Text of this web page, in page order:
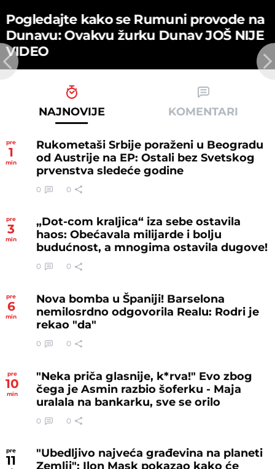
Pogledajte kako se Rumuni provode na
Dunavu: Ovakvu žurku Dunav JOŠ NIJE
VIDEO
NAJNOVIJE KOMENTARI
pre
1
min
Rukometaši Srbije poraženi u Beogradu
od Austrije na EP: Ostali bez Svetskog
prvenstva sledeće godine
0 0
pre
3
min
„Dot-com kraljica“ iza sebe ostavila
haos: Obećavala milijarde i bolju
budućnost, a mnogima ostavila dugove!
0 0
pre
6
min
Nova bomba u Španiji! Barselona
nemilosrdno odgovorila Realu: Rodri je
rekao "da"
0 0
pre
10
min
"Neka priča glasnije, k*rva!" Evo zbog
čega je Asmin razbio šoferku - Maja
uralala na bankarku, sve se orilo
0 0
pre
11
"Ubedljivo najveća građevina na planeti
Zemlji": Ilon Mask pokazao kako će